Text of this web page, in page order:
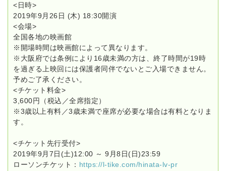
<日時>
2019年9月26日 (木) 18:30開演
<会場>
全国各地の映画館
※開場時間は映画館によって異なります。
※大阪府では条例により16歳未満の方は、終了時間が19時
を過ぎる上映回には保護者同伴でないとご入場できません。
予めご了承ください。
<チケット料金>
3,600円（税込／全席指定）
※3歳以上有料／3歳未満で座席が必要な場合は有料となりま
す。
<チケット先行受付>
2019年9月7日(土)12:00 ～ 9月8日(日)23:59
ローソンチケット： https://l-tike.com/hinata-lv-pr